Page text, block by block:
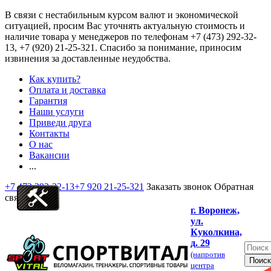
В связи с нестабильным курсом валют и экономической
ситуацией, просим Вас уточнять актуальную стоимость и
наличие товара у менеджеров по телефонам +7 (473) 292-32-
13, +7 (920) 21-25-321 . Спасибо за понимание, приносим
извинения за доставленные неудобства.
Как купить?
Оплата и доставка
Гарантия
Наши услуги
Приведи друга
Контакты
О нас
Вакансии
...
+7 473 292-32-13+7 920 21-25-321 Заказать звонок Обратная
связь
г. Воронеж,
ул.
Куколкина,
д. 29
(напротив
центра